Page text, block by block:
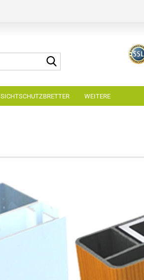
SICHTSCHUTZBRETTER WEITERE